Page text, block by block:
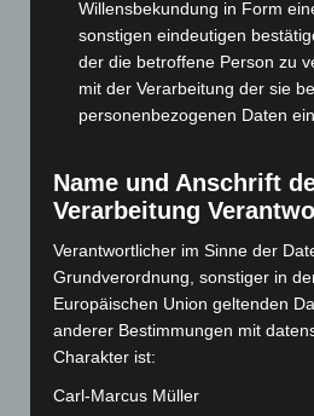
Juni 2024(107)
Mai 2024(149)
April 2024(102)
Februar 2024(103)
Januar 2024(111)
Dezember 2023(130)
November 2023(130)
Oktober 2023(114)
September 2023
August 2023(134)
Willensbekundung in Form
sonstigen eindeutigen
der die betroffene Person zu
mit der Verarbeitung der sie
personenbezogenen Daten
Name und Anschrift
Verarbeitung
Verantwortlicher im Sinne der
Grundverordnung, sonstiger in
Europäischen Union geltenden
anderer Bestimmungen mit
Charakter ist:
Carl-Marcus Müller